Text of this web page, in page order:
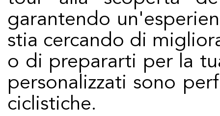
garantendo
stia cercando di
o di prepararti per la
personalizzati sono
ciclistiche.